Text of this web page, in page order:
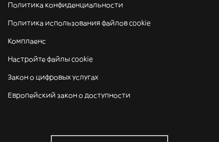
Политика конфиденциальности
Политика использования файлов cookie
Комплаенс
Настройте файлы cookie
Закон о цифровых услугах
Европейский закон о доступности